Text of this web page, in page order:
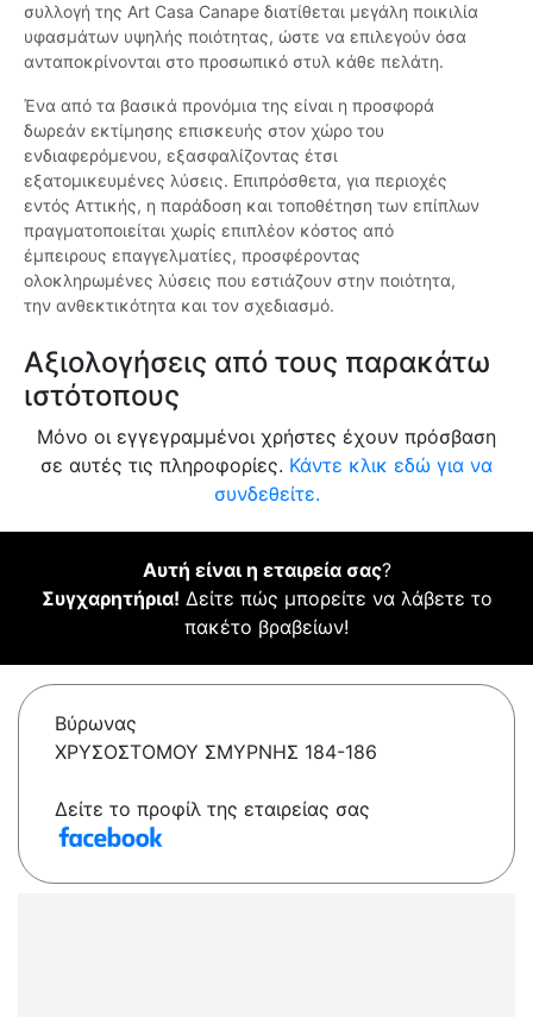
συλλογή της Art Casa Canape διατίθεται μεγάλη ποικιλία
υφασμάτων υψηλής ποιότητας, ώστε να επιλεγούν όσα
ανταποκρίνονται στο προσωπικό στυλ κάθε πελάτη.
Ένα από τα βασικά προνόμια της είναι η προσφορά
δωρεάν εκτίμησης επισκευής στον χώρο του
ενδιαφερόμενου, εξασφαλίζοντας έτσι
εξατομικευμένες λύσεις. Επιπρόσθετα, για περιοχές
εντός Αττικής, η παράδοση και τοποθέτηση των επίπλων
πραγματοποιείται χωρίς επιπλέον κόστος από
έμπειρους επαγγελματίες, προσφέροντας
ολοκληρωμένες λύσεις που εστιάζουν στην ποιότητα,
την ανθεκτικότητα και τον σχεδιασμό.
Αξιολογήσεις από τους παρακάτω
ιστότοπους
Μόνο οι εγγεγραμμένοι χρήστες έχουν πρόσβαση
σε αυτές τις πληροφορίες. Κάντε κλικ εδώ για να
συνδεθείτε.
Αυτή είναι η εταιρεία σας?
Συγχαρητήρια! Δείτε πώς μπορείτε να λάβετε το
πακέτο βραβείων!
Βύρωνας
ΧΡΥΣΟΣΤΟΜΟΥ ΣΜΥΡΝΗΣ 184-186
Δείτε το προφίλ της εταιρείας σας